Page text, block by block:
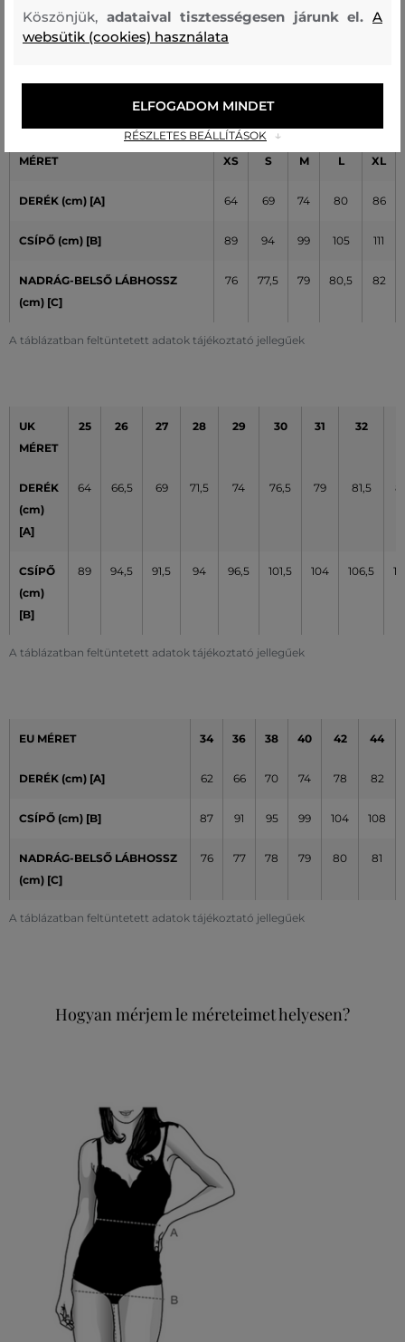
A táblázatban feltüntetett adatok tájékoztató jellegűek
MÉRET XS S M L XL
DERÉK (cm) [A] 64 69 74 80 86
CSÍPŐ (cm) [B] 89 94 99 105 111
NADRÁG-BELSŐ LÁBHOSSZ
(cm) [C]
76 77,5 79 80,5 82
A táblázatban feltüntetett adatok tájékoztató jellegűek
UK
MÉRET
25 26 27 28 29 30 31 32
DERÉK
(cm)
[A]
64 66,5 69 71,5 74 76,5 79 81,5
CSÍPŐ
(cm)
[B]
89 94,5 91,5 94 96,5 101,5 104 106,5
A táblázatban feltüntetett adatok tájékoztató jellegűek
EU MÉRET 34 36 38 40 42 44
DERÉK (cm) [A] 62 66 70 74 78 82
CSÍPŐ (cm) [B] 87 91 95 99 104 108
NADRÁG-BELSŐ LÁBHOSSZ
(cm) [C]
76 77 78 79 80 81
Hogyan mérjem le méreteimet helyesen?
Köszönjük, adataival tisztességesen járunk el.A
websütik (cookies) használata
RÉSZLETES BEÁLLÍTÁSOK
ELFOGADOM MINDET